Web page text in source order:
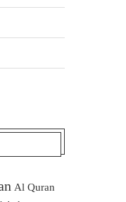
Al Quran